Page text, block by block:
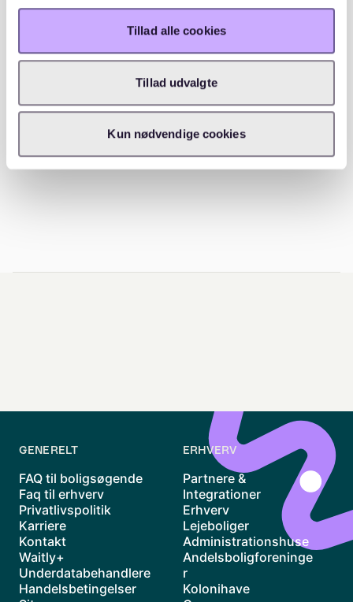
Tillad alle cookies
Tillad udvalgte
Kun nødvendige cookies
GENERELT
FAQ til boligsøgende
Faq til erhverv
Privatlivspolitik
Karriere
Kontakt
Waitly+
Underdatabehandlere
Handelsbetingelser
ERHVERV
Partnere &
Integrationer
Erhverv
Lejeboliger
Administrationshuse
Andelsboligforeninge
r
Kolonihave